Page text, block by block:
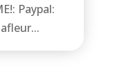
Paypal: